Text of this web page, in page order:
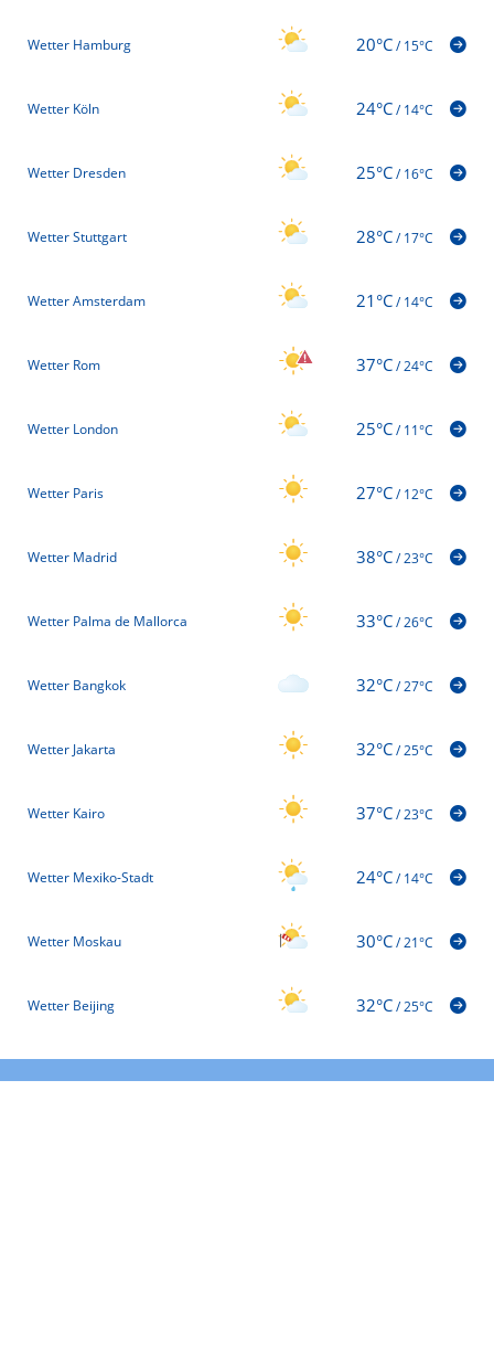
Wetter Hamburg 20°C/15°C
Wetter Köln 24°C/14°C
Wetter Dresden 25°C/16°C
Wetter Stuttgart 28°C/17°C
Wetter Amsterdam 21°C/14°C
Wetter Rom 37°C/24°C
Wetter London 25°C/11°C
Wetter Paris 27°C/12°C
Wetter Madrid 38°C/23°C
Wetter Palma de Mallorca 33°C/26°C
Wetter Bangkok 32°C/27°C
Wetter Jakarta 32°C/25°C
Wetter Kairo 37°C/23°C
Wetter Mexiko-Stadt 24°C/14°C
Wetter Moskau 30°C/21°C
Wetter Beijing 32°C/25°C